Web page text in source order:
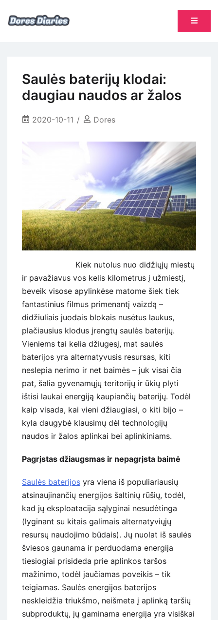
Saulės baterijų klodai:
daugiau naudos ar žalos
2020-10-11 Dores
Kiek nutolus nuo didžiųjų miestų
ir pavažiavus vos kelis kilometrus į užmiestį,
beveik visose apylinkėse matome šiek tiek
fantastinius filmus primenantį vaizdą –
didžiuliais juodais blokais nusėtus laukus,
plačiausius klodus įrengtų saulės baterijų.
Vieniems tai kelia džiugesį, mat saulės
baterijos yra alternatyvusis resursas, kiti
neslepia nerimo ir net baimės – juk visai čia
pat, šalia gyvenamųjų teritorijų ir ūkių plyti
ištisi laukai energiją kaupiančių baterijų. Todėl
kaip visada, kai vieni džiaugiasi, o kiti bijo –
kyla daugybė klausimų dėl technologijų
naudos ir žalos aplinkai bei aplinkiniams.
Pagrįstas džiaugsmas ir nepagrįsta baimė
Saulės baterijos yra viena iš populiariausių
atsinaujinančių energijos šaltinių rūšių, todėl,
kad jų eksploatacija sąlyginai nesudėtinga
(lyginant su kitais galimais alternatyviųjų
resursų naudojimo būdais). Jų nuolat iš saulės
šviesos gaunama ir perduodama energija
tiesiogiai prisideda prie aplinkos taršos
mažinimo, todėl jaučiamas poveikis – tik
teigiamas. Saulės energijos baterijos
neskleidžia triukšmo, neišmeta į aplinką taršių
subproduktų, jų gaminama energija yra visiškai